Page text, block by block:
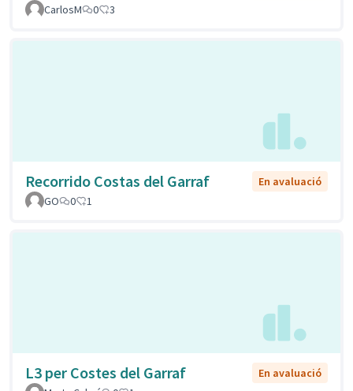
CarlosM
0 3
Recorrido Costas del Garraf
En avaluació
GO
0 1
L3 per Costes del Garraf
En avaluació